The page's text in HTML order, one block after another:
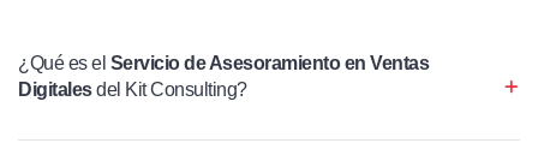
¿Qué es el Servicio de Asesoramiento en Ventas
Digitalesdel Kit Consulting?